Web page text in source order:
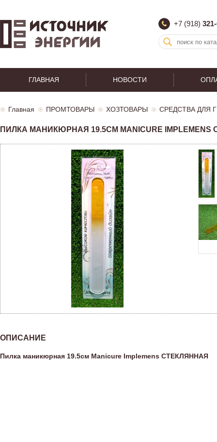
+7 (918)
ГЛАВНАЯ НОВОСТИ
Главная ПРОМТОВАРЫ ХОЗТОВАРЫ СРЕДСТВА ДЛЯ
ПИЛКА МАНИКЮРНАЯ 19.5СМ MANICURE
ОПИСАНИЕ
Пилка маникюрная 19.5см Manicure Implemens СТЕКЛЯННАЯ